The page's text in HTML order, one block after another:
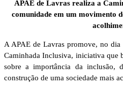
APAE de Lavras realiza a
comunidade em um movimento
A APAE de Lavras promove, no
Caminhada Inclusiva, iniciativa que
sobre a importância da inclusão,
construção de uma sociedade mais